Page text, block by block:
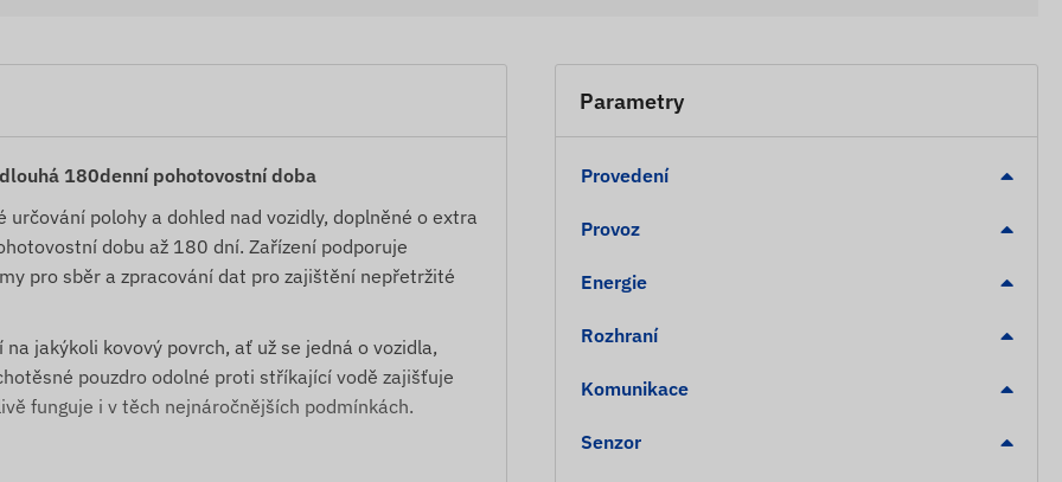
180denní pohotovostní doba
polohy a dohled nad vozidly, doplněné o extra
dobu až 180 dní. Zařízení podporuje
pro sběr a zpracování dat pro zajištění nepřetržité
jakýkoli kovový povrch, ať už se jedná o vozidla,
pouzdro odolné proti stříkající vodě zajišťuje
funguje i v těch nejnáročnějších podmínkách.
Parametry
Provedení
Provoz
Energie
Rozhraní
Komunikace
Senzor